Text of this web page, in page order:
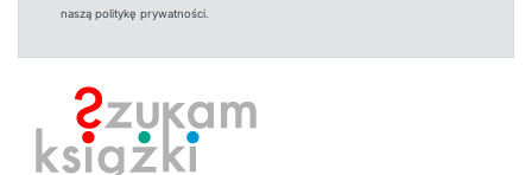
naszą politykę prywatności.